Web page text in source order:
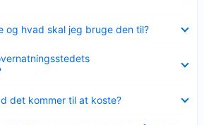
og hvad skal jeg bruge den til?
det kommer til at koste?